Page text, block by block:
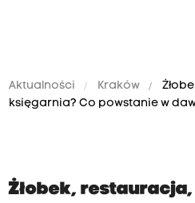
Aktualności Kraków
księgarnia? Co powstanie w
Żłobek, restauracja,